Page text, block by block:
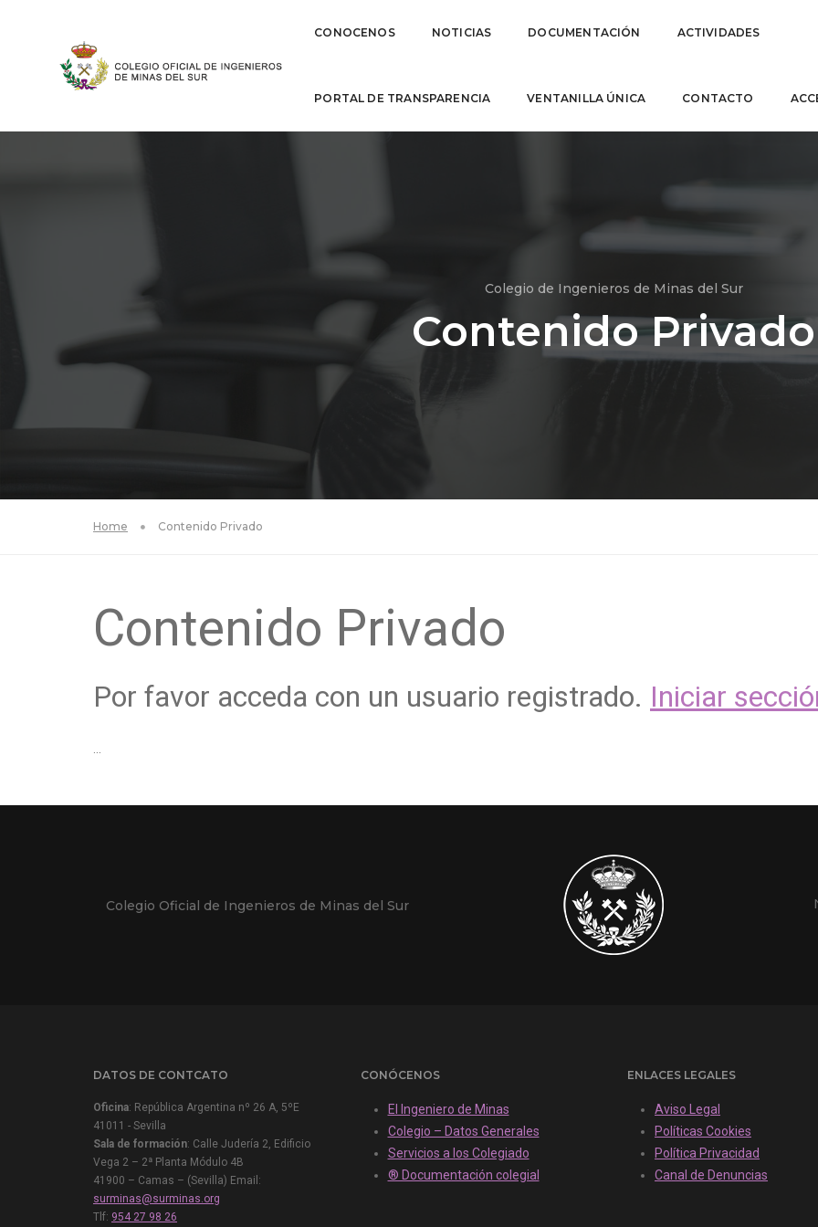
CONOCENOS NOTICIAS DOCUMENTACIÓN ACTIVIDADES
PORTAL DE TRANSPARENCIA VENTANILLA ÚNICA CONTACTO
Colegio de Ingenieros de Minas del Sur
Contenido Privado
Home Contenido Privado
Contenido Privado
Por favor acceda con un usuario registrado. Iniciar
Colegio Oficial de Ingenieros de Minas del Sur
DATOS DE CONTCATO
Oficina: República Argentina nº 26 A, 5ºE
41011 - Sevilla
Sala de formación: Calle Judería 2, Edificio
Vega 2 – 2ª Planta Módulo 4B
41900 – Camas – (Sevilla) Email:
surminas@surminas.org
Tlf: 954 27 98 26
CONÓCENOS
El Ingeniero de Minas
Colegio – Datos Generales
Servicios a los Colegiado
® Documentación colegial
ENLACES LEGALES
Aviso Legal
Políticas Cookies
Política Privacidad
Canal de Denuncias